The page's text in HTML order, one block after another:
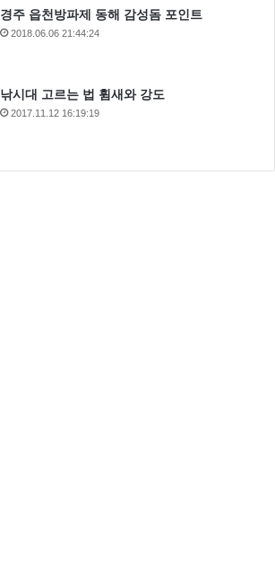
경주 읍천방파제 동해 감성돔 포인트
2018.06.06 21:44:24
낚시대 고르는 법 휨새와 강도
2017.11.12 16:19:19